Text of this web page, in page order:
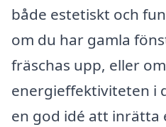
både estetiskt och
om du har gamla
fräschas upp, eller
energieffektiviteten i
en god idé att inrätta